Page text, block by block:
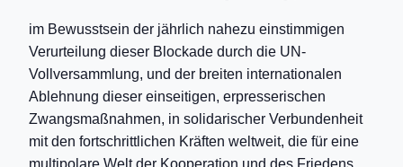
im Bewusstsein der jährlich nahezu einstimmigen
Verurteilung dieser Blockade durch die UN-
Vollversammlung, und der breiten internationalen
Ablehnung dieser einseitigen, erpresserischen
Zwangsmaßnahmen, in solidarischer Verbundenheit
mit den fortschrittlichen Kräften weltweit, die für eine
multipolare Welt der Kooperation und des Friedens